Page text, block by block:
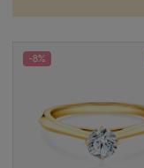
-8%